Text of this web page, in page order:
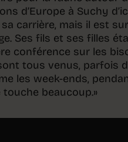
d’Europe à Suchy
carrière, mais il est
Ses fils et ses filles
conférence sur les
tous venus, parfois
les week-ends,
beaucoup.»